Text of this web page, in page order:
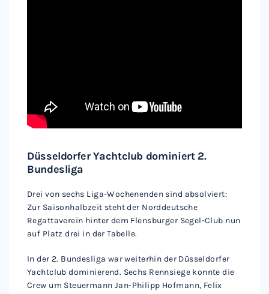
Düsseldorfer Yachtclub dominiert 2.
Bundesliga
Drei von sechs Liga-Wochenenden sind absolviert:
Zur Saisonhalbzeit steht der Norddeutsche
Regattaverein hinter dem Flensburger Segel-Club nun
auf Platz drei in der Tabelle.
In der 2. Bundesliga war weiterhin der Düsseldorfer
Yachtclub dominierend. Sechs Rennsiege konnte die
Crew um Steuermann Jan-Philipp Hofmann, Felix